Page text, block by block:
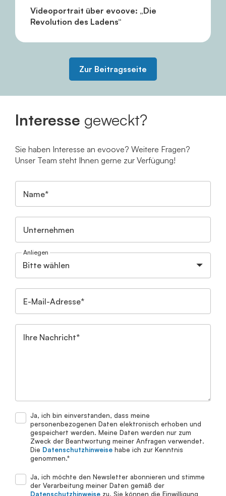
Videoportrait über evoove: „Die
Revolution des Ladens“
Zur Beitragsseite
Interesse geweckt?
Sie haben Interesse an evoove? Weitere Fragen?
Unser Team steht Ihnen gerne zur Verfügung!
Name*
Unternehmen
Anliegen
E-Mail-Adresse*
Ihre Nachricht*
Telefonnummer
Ja, ich bin einverstanden, dass meine
personenbezogenen Daten elektronisch erhoben und
gespeichert werden. Meine Daten werden nur zum
Zweck der Beantwortung meiner Anfragen verwendet.
Die Datenschutzhinweise habe ich zur Kenntnis
genommen.*
Ja, ich möchte den Newsletter abonnieren und stimme
der Verarbeitung meiner Daten gemäß der
Datenschutzhinweise zu. Sie können die Einwilligung